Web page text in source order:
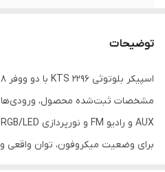
مناسب برای مهمانی،
توضیحات
AUX و رادیو FM و نورپردازی RGB/LED برای آن ثبت شده است.
برای وضعیت میکروفون، توان واقعی و